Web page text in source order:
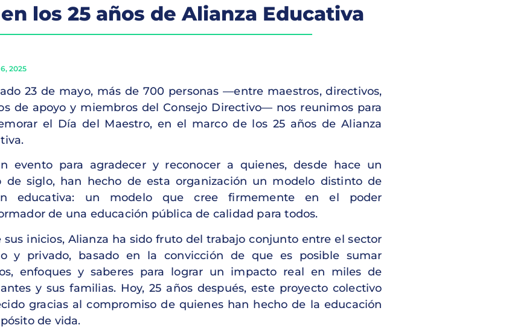
los 25 años de Alianza Educativa
2025
23 de mayo, más de 700 personas —entre maestros, directivos,
de apoyo y miembros del Consejo Directivo— nos reunimos para
el Día del Maestro, en el marco de los 25 años de Alianza
evento para agradecer y reconocer a quienes, desde hace un
de siglo, han hecho de esta organización un modelo distinto de
educativa: un modelo que cree firmemente en el poder
de una educación pública de calidad para todos.
sus inicios, Alianza ha sido fruto del trabajo conjunto entre el sector
y privado, basado en la convicción de que es posible sumar
enfoques y saberes para lograr un impacto real en miles de
y sus familias. Hoy, 25 años después, este proyecto colectivo
gracias al compromiso de quienes han hecho de la educación
de vida.